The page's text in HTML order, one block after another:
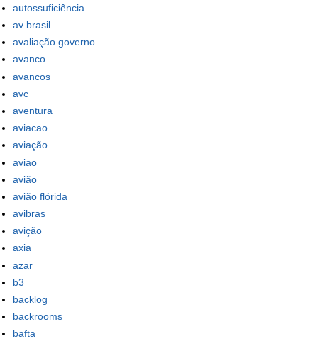
autossuficiência
av brasil
avaliação governo
avanco
avancos
avc
aventura
aviacao
aviação
aviao
avião
avião flórida
avibras
avição
axia
azar
b3
backlog
backrooms
bafta